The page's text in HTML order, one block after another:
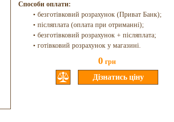
Способи оплати:
• безготівковий розрахунок (Приват Банк);
• післяплата (оплата при отриманні);
• безготівковий розрахунок + післяплата;
• готівковий розрахунок у магазині.
0 грн